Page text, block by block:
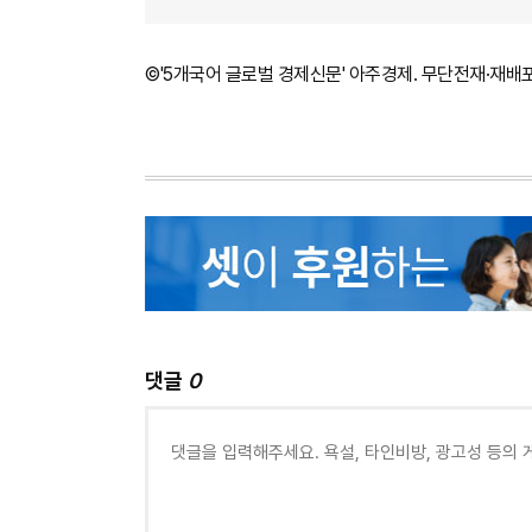
©'5개국어 글로벌 경제신문' 아주경제. 무단전재·재배
댓글 0